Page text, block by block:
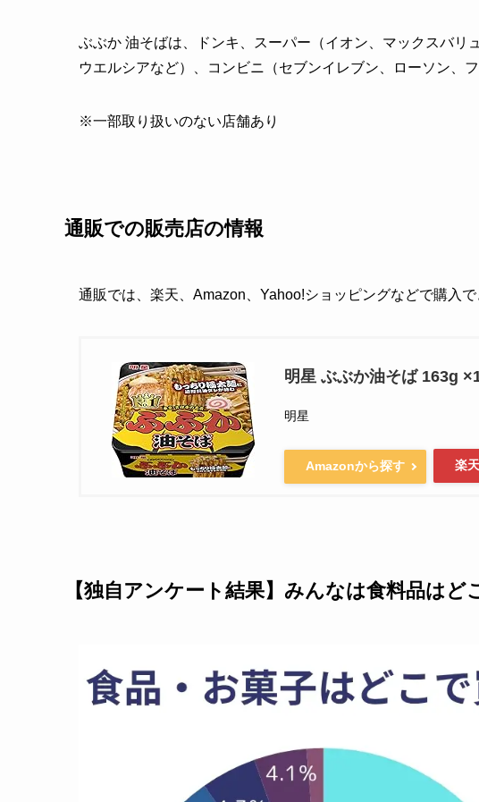
ぶぶか 油そばは、ドンキ、スーパー（イオン、マックスバリ
ウエルシアなど）、コンビニ（セブンイレブン、ローソン、
※一部取り扱いのない店舗あり
通販での販売店の情報
通販では、楽天、Amazon、Yahoo!ショッピングなどで購入で
明星 ぶぶか油そば 163g
明星
Amazonから探す 楽
【独自アンケート結果】みんなは食料品はど